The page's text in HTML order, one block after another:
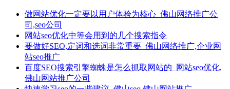
做网站优化一定要以用户体验为核心_佛山网络推广公
司,seo公司
网站seo优化中等会用到的几个搜索指令
要做好SEO,定词和选词非常重要_佛山网络推广,企业网
站seo推广
百度SEO搜索引擎蜘蛛是怎么抓取网站的_网站seo优化,
佛山网站推广公司